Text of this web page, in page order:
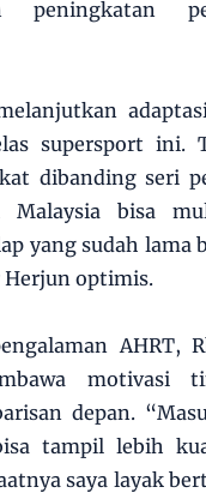
peningkatan
supersport ini.
dibanding seri
Malaysia bisa
yang sudah lama
optimis.
AHRT,
motivasi
depan.
tampil lebih
saya layak